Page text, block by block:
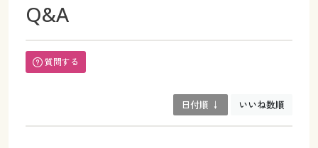
Q&A
質問する
日付順 ↓ いいね数順